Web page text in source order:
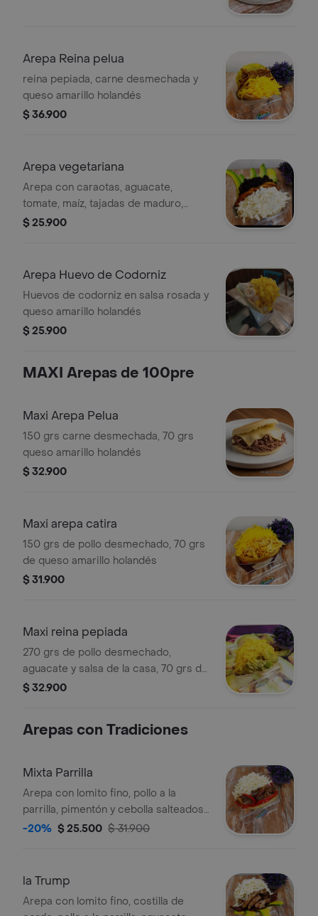
Arepa Reina pelua
reina pepiada, carne desmechada y
queso amarillo holandés
$ 36.900
Arepa vegetariana
Arepa con caraotas, aguacate,
tomate, maíz, tajadas de maduro,
queso llanero.
$ 25.900
Arepa Huevo de Codorniz
Huevos de codorniz en salsa rosada y
queso amarillo holandés
$ 25.900
MAXI Arepas de 100pre
Maxi Arepa Pelua
150 grs carne desmechada, 70 grs
queso amarillo holandés
$ 32.900
Maxi arepa catira
150 grs de pollo desmechado, 70 grs
de queso amarillo holandés
$ 31.900
Maxi reina pepiada
270 grs de pollo desmechado,
aguacate y salsa de la casa, 70 grs de
queso amarillo holandés
$ 32.900
Arepas con Tradiciones
Mixta Parrilla
Arepa con lomito fino, pollo a la
parrilla, pimentón y cebolla salteados,
queso campesino.
-20% $ 25.500 $ 31.900
la Trump
Arepa con lomito fino, costilla de